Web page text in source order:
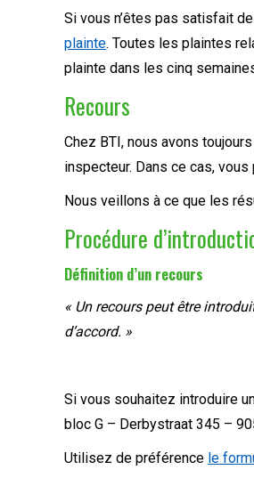
Si vous n’êtes pas satisfait
plainte. Toutes les plaintes
plainte dans les cinq
Recours
Chez BTI, nous avons
inspecteur. Dans ce cas,
Nous veillons à ce que les
Procédure
Définition d’un recours
« Un recours peut être
d’accord. »
Si vous souhaitez introduire
bloc G – Derbystraat 345 –
Utilisez de préférence le